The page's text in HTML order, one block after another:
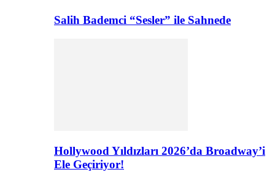
Salih Bademci “Sesler” ile Sahnede
Hollywood Yıldızları 2026’da Broadway’i
Ele Geçiriyor!